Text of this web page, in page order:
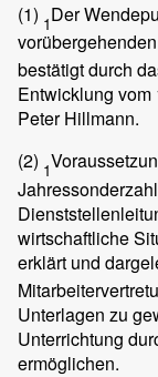
(1) 1Der
bestätigt durch
Entwicklung vom
Peter Hillmann.
(2) 1
wirtschaftliche
erklärt und
Unterlagen zu
Unterrichtung
ermöglichen.